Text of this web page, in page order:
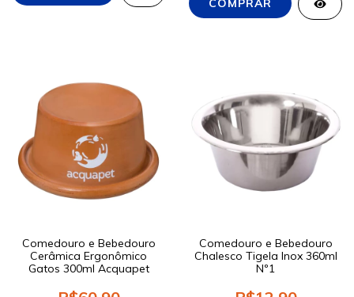
Comedouro e Bebedouro
Cerâmica Ergonômico
Gatos 300ml Acquapet
Comedouro e Bebedouro
Chalesco Tigela Inox 360ml
Nº1